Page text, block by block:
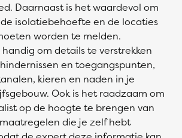
Daarnaast is het waardevol om
isolatiebehoefte en de locaties
worden te melden.
om details te verstrekken
en toegangspunten,
kieren en naden in je
Ook is het raadzaam om
op de hoogte te brengen van
die je zelf hebt